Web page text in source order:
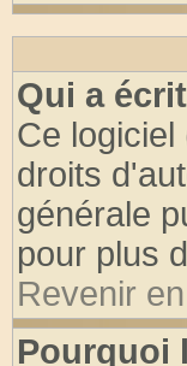
Qui a
Ce
droits
générale
pour plus
Revenir
Pourquoi